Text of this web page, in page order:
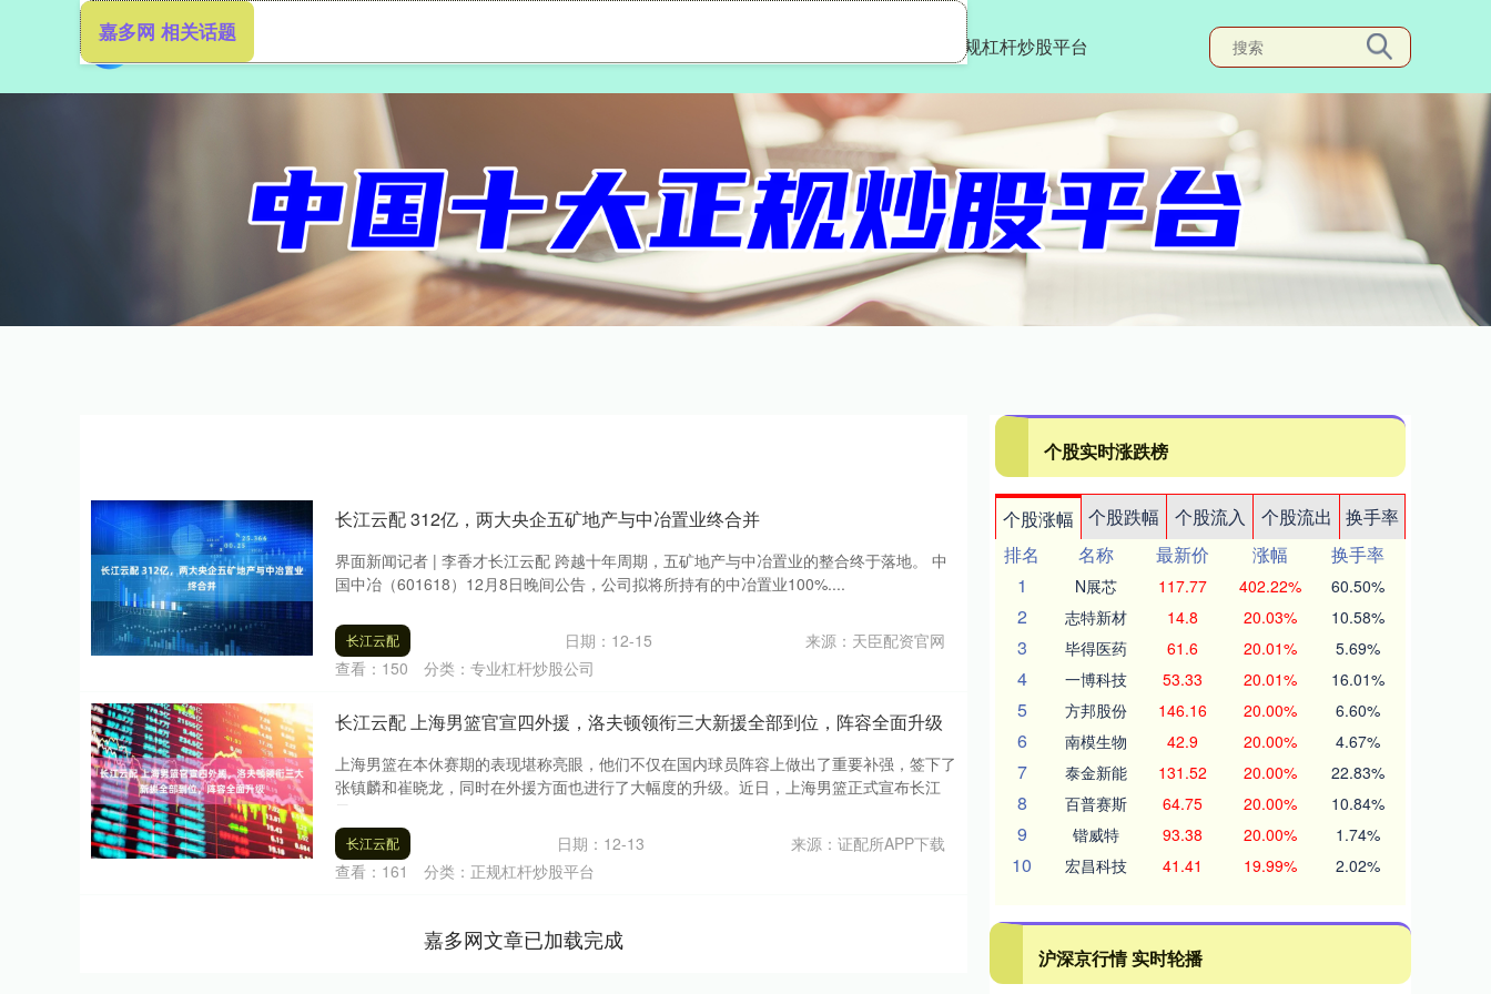
正规杠杆炒股平台
嘉多网 相关话题
长江云配 312亿，两大央企五矿地产与中冶置业终合并
界面新闻记者 | 李香才长江云配 跨越十年周期，五矿地产与中冶置业的整合终于落地。 中
国中冶（601618）12月8日晚间公告，公司拟将所持有的中冶置业100%....
长江云配 日期：12-15
来源：天臣配资官网
查看： 150 分类： 专业杠杆炒股公司
长江云配 上海男篮官宣四外援，洛夫顿领衔三大新援全部到位，阵容全面升级
上海男篮在本休赛期的表现堪称亮眼，他们不仅在国内球员阵容上做出了重要补强，签下了
张镇麟和崔晓龙，同时在外援方面也进行了大幅度的升级。近日，上海男篮正式宣布长江
云....
长江云配 日期：12-13
来源：证配所APP下载
查看： 161 分类： 正规杠杆炒股平台
嘉多网文章已加载完成
个股实时涨跌榜
个股涨幅 个股跌幅 个股流入 个股流出
换手率
排名
名称 最新价 涨幅
换手率
1
N展芯 117.77 402.22% 60.50%
2 志特新材 14.8 20.03% 10.58%
3 毕得医药 61.6 20.01% 5.69%
4 一博科技 53.33 20.01% 16.01%
5 方邦股份 146.16 20.00% 6.60%
6 南模生物 42.9 20.00% 4.67%
7 泰金新能 131.52 20.00% 22.83%
8 百普赛斯 64.75 20.00% 10.84%
9 锴威特 93.38 20.00% 1.74%
10 宏昌科技 41.41 19.99% 2.02%
沪深京行情 实时轮播